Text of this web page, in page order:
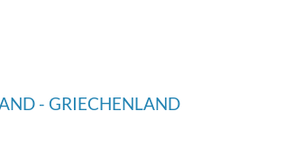
- GRIECHENLAND